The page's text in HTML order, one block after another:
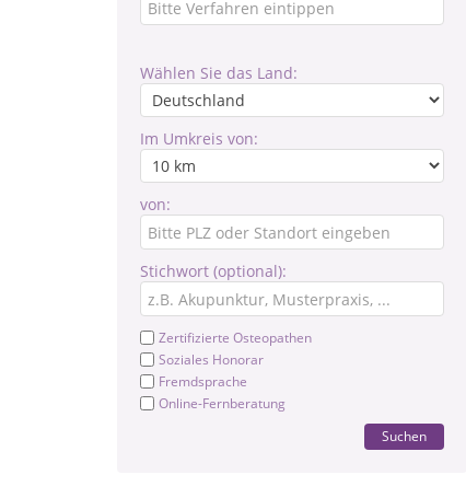
Wählen Sie das Land:
Im Umkreis von:
von:
Stichwort (optional):
Zertifizierte Osteopathen
Soziales Honorar
Fremdsprache
Online-Fernberatung
Suchen